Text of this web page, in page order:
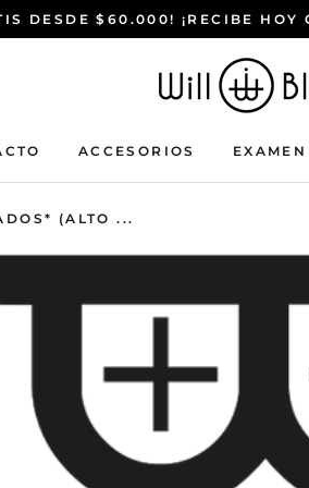
DESDE $60.000! ¡RECIBE HOY
ACCESORIOS
(ALTO ...